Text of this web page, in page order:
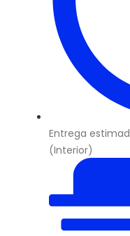
Entrega
(Interior)